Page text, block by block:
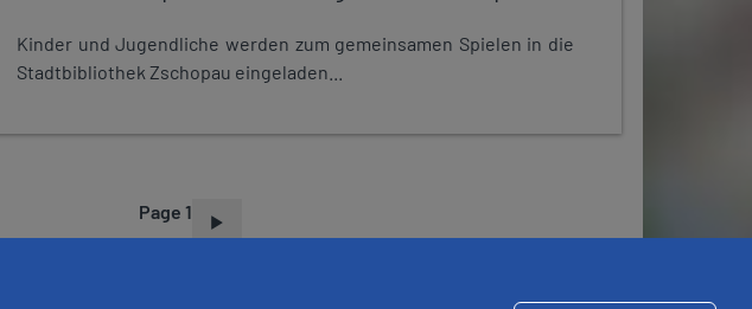
Kinder und Jugendliche werden zum gemeinsamen Spielen in die
Stadtbibliothek Zschopau eingeladen...
Page 1